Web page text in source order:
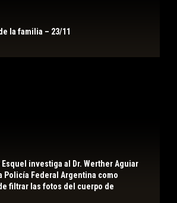
la familia – 23/11
Esquel investiga al Dr. Werther Aguiar
Policía Federal Argentina como
filtrar las fotos del cuerpo de